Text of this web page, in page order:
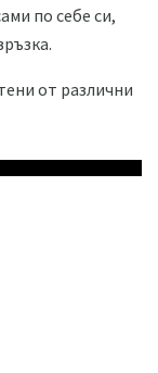
по себе си,
от различни